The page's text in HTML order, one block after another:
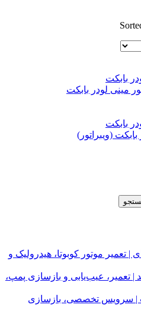
مینی لودر بابکت
(ویبراتور)
| تعمیر موتور کوبوتا، هیدرولیک و
| تعمیر، عیب‌یابی و بازسازی پمپ،
| سرویس تخصصی، بازسازی